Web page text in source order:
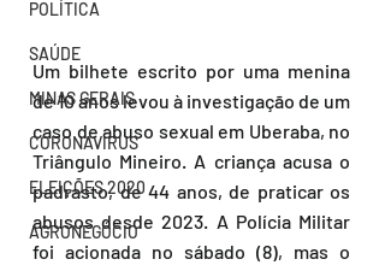
POLÍTICA
SAÚDE
MINAS GERAIS
CORONAVÍRUS
ELEIÇÕES 2020
AGRONEGÓCIO
Um bilhete escrito por uma menina
de 10 anos levou à investigação de um
caso de abuso sexual em Uberaba, no
Triângulo Mineiro. A criança acusa o
padrasto, de 44 anos, de praticar os
abusos desde 2023. A Polícia Militar
foi acionada no sábado (8), mas o